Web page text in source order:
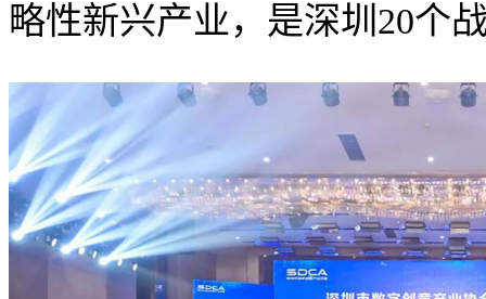
略性新兴产业，是深圳20个